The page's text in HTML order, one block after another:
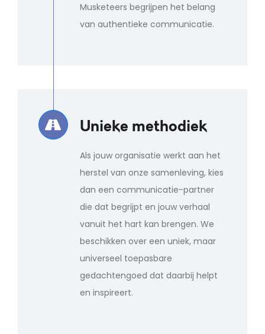
Musketeers begrijpen het belang
van authentieke communicatie.
Unieke methodiek
Als jouw organisatie werkt aan het
herstel van onze samenleving, kies
dan een communicatie-partner
die dat begrijpt en jouw verhaal
vanuit het hart kan brengen. We
beschikken over een uniek, maar
universeel toepasbare
gedachtengoed dat daarbij helpt
en inspireert.